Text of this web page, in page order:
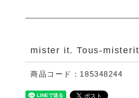
mister it. Tous-misterit
商品コード：185348244